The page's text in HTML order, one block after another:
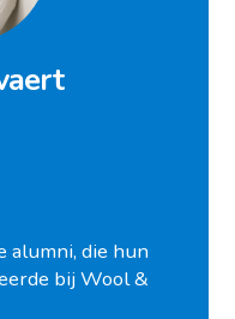
alumni, die hun
bij Wool &